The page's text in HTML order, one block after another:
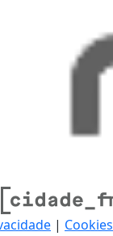
| Cookies